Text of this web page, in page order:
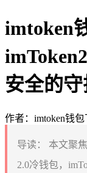
imtoken
安全的
作者：imtoken钱
导读：
本文聚
2.0冷钱包，